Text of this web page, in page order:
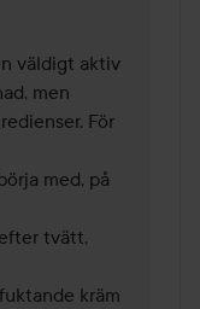
väldigt aktiv
men
För